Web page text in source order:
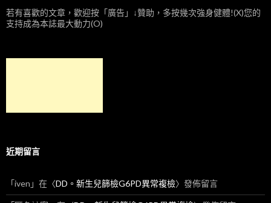
若有喜歡的文章，歡迎按「廣告」↓贊助，多按幾次強身健體!(X)您的
支持成為本誌最大動力(O)
近期留言
「iven 」在〈DD。新生兒篩檢G6PD異常複檢〉發佈留言